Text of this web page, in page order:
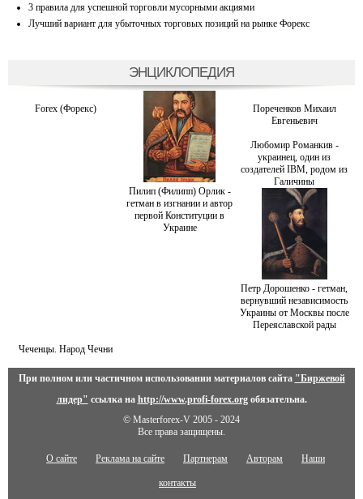
3 правила для успешной торговли мусорными акциями
Лучший вариант для убыточных торговых позиций на рынке Форекс
ЭНЦИКЛОПЕДИЯ
Forex (Форекс)
Пилип (Филипп) Орлик -
гетман в изгнании и автор
первой Конституции в
Украине
Пореченков Михаил
Евгеньевич
Любомир Романкив -
украинец, один из
создателей IBM, родом из
Галичины
Петр Дорошенко - гетман,
вернувший независимость
Украины от Москвы после
Переяславской рады
Чеченцы. Народ Чечни
При полном или частичном использовании материалов сайта "Биржевой
лидер" ссылка на http://www.profi-forex.orgобязательна.
© Masterforex-V 2005 - 2024
Все права защищены.
О сайте Реклама на сайте Партнерам Авторам Наши
контакты